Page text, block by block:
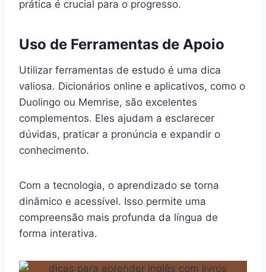
prática é crucial para o progresso.
Uso de Ferramentas de Apoio
Utilizar ferramentas de estudo é uma dica
valiosa. Dicionários online e aplicativos, como o
Duolingo ou Memrise, são excelentes
complementos. Eles ajudam a esclarecer
dúvidas, praticar a pronúncia e expandir o
conhecimento.
Com a tecnologia, o aprendizado se torna
dinâmico e acessível. Isso permite uma
compreensão mais profunda da língua de
forma interativa.